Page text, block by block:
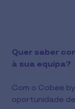
Quer saber
à sua equipa?
Com o Cobee
oportunidade